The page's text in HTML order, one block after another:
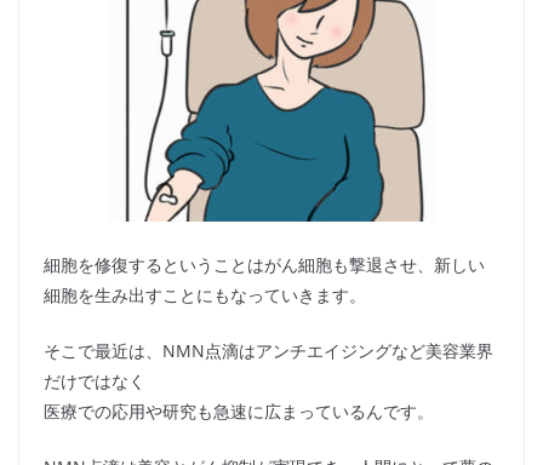
細胞を修復するということはがん細胞も撃退させ、新しい
細胞を生み出すことにもなっていきます。
そこで最近は、NMN点滴はアンチエイジングなど美容業界
だけではなく
医療での応用や研究も急速に広まっているんです。